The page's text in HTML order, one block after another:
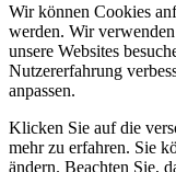
Wir können Cookies
werden. Wir
unsere Websites
Nutzererfahrung
anpassen.
Klicken Sie auf die
mehr zu erfahren. Sie
ändern. Beachten Sie,